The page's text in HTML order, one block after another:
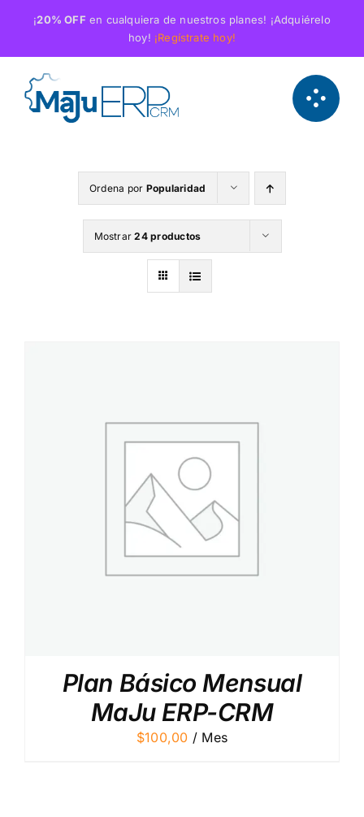
contenido
¡20% OFF en cualquiera de nuestros planes! ¡Adquiérelo
hoy! ¡Regístrate hoy!
Ordena por Popularidad
Mostrar24 productos
Plan Básico Mensual
MaJu ERP-CRM
$100,00 / Mes